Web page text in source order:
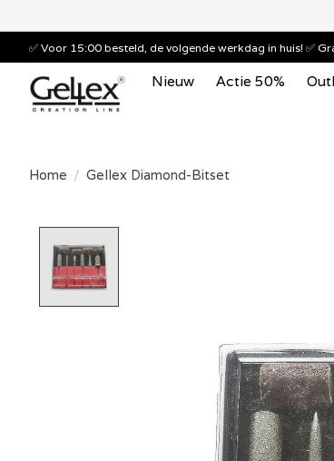
✅ Voor 15:00 besteld, de volgende werkdag in huis! ✅
Nieuw Actie 50%
Home / Gellex Diamond-Bitset